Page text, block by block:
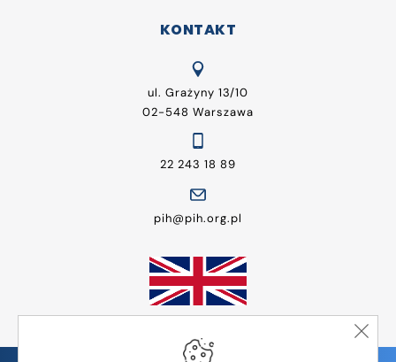
KONTAKT
ul. Grażyny 13/10
02-548 Warszawa
22 243 18 89
pih@pih.org.pl